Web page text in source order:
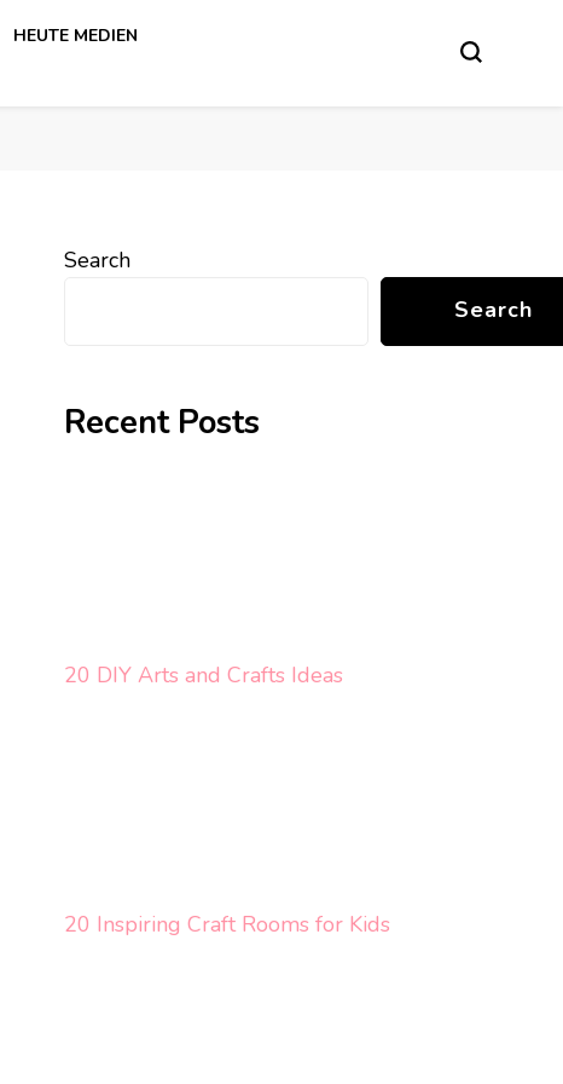
HEUTE MEDIEN
Search
Search
Recent Posts
20 DIY Arts and Crafts Ideas
20 Inspiring Craft Rooms for Kids